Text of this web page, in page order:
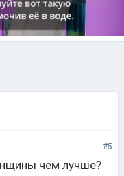
#5
чем лучше?